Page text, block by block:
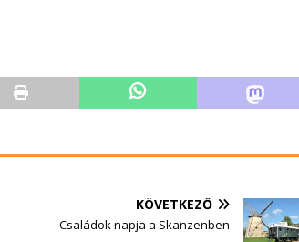
KÖVETKEZŐ
Családok napja a Skanzenben